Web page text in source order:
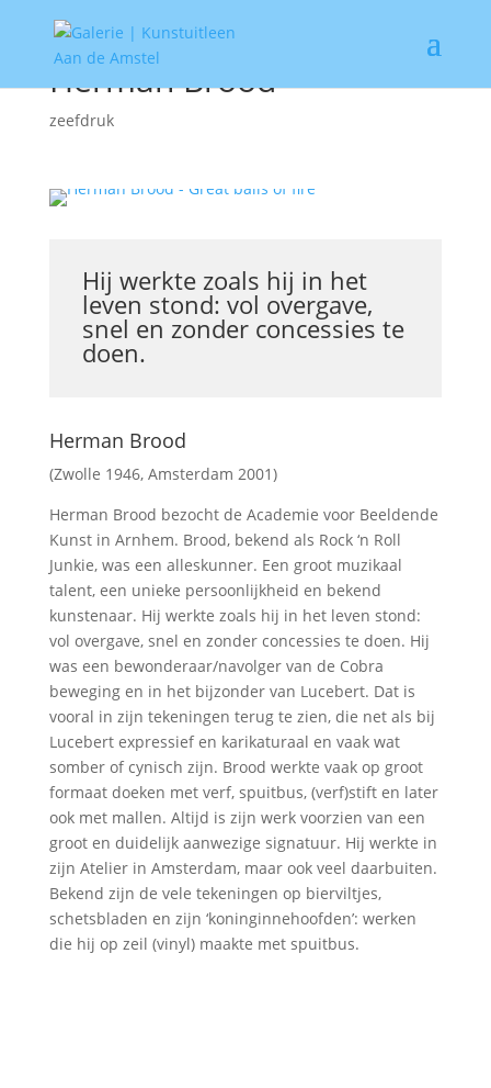
Herman Brood
zeefdruk
Hij werkte zoals hij in het
leven stond: vol overgave,
snel en zonder concessies te
doen.
Herman Brood
(Zwolle 1946, Amsterdam 2001)
Herman Brood bezocht de Academie voor Beeldende
Kunst in Arnhem. Brood, bekend als Rock ‘n Roll
Junkie, was een alleskunner. Een groot muzikaal
talent, een unieke persoonlijkheid en bekend
kunstenaar. Hij werkte zoals hij in het leven stond:
vol overgave, snel en zonder concessies te doen. Hij
was een bewonderaar/navolger van de Cobra
beweging en in het bijzonder van Lucebert. Dat is
vooral in zijn tekeningen terug te zien, die net als bij
Lucebert expressief en karikaturaal en vaak wat
somber of cynisch zijn. Brood werkte vaak op groot
formaat doeken met verf, spuitbus, (verf)stift en later
ook met mallen. Altijd is zijn werk voorzien van een
groot en duidelijk aanwezige signatuur. Hij werkte in
zijn Atelier in Amsterdam, maar ook veel daarbuiten.
Bekend zijn de vele tekeningen op bierviltjes,
schetsbladen en zijn ‘koninginnehoofden’: werken
die hij op zeil (vinyl) maakte met spuitbus.